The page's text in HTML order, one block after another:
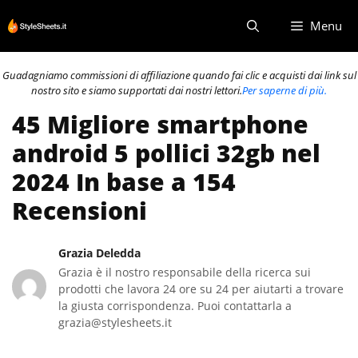
al
contenuto
Menu
Guadagniamo commissioni di affiliazione quando fai clic e acquisti dai link sul
nostro sito e siamo supportati dai nostri lettori.Per saperne di più.
45 Migliore smartphone
android 5 pollici 32gb nel
2024 In base a 154
Recensioni
Grazia Deledda
Grazia è il nostro responsabile della ricerca sui
prodotti che lavora 24 ore su 24 per aiutarti a trovare
la giusta corrispondenza. Puoi contattarla a
grazia@stylesheets.it